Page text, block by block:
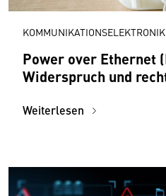
KOMMUNIKATIONSELEKTRONIK
Power over Ethernet
Widerspruch und
Weiterlesen